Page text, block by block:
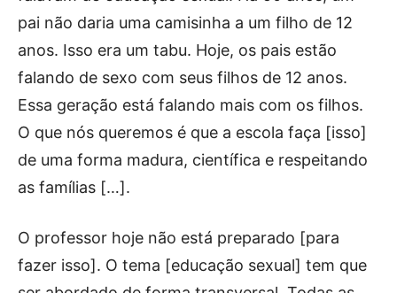
pai não daria uma camisinha a um filho de 12
anos. Isso era um tabu. Hoje, os pais estão
falando de sexo com seus filhos de 12 anos.
Essa geração está falando mais com os filhos.
O que nós queremos é que a escola faça [isso]
de uma forma madura, científica e respeitando
as famílias […].
O professor hoje não está preparado [para
fazer isso]. O tema [educação sexual] tem que